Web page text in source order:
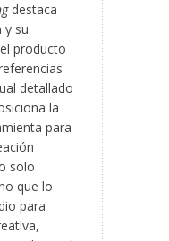
destaca
y su
producto
detallado
la
para
solo
que lo
para